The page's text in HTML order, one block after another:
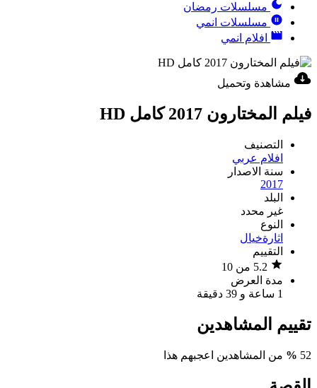
مسلسلات رمضان
مسلسلات انمي
افلام انمي
مشاهدة وتحميل
فيلم المختارون 2017 كامل HD
التصنيف
افلام عربي
سنة الاصدار
2017
البلد
غير محدد
النوع
اثارةخيال
التقييم
مدة العرض
1 ساعة و 39 دقيقة
تقييم المشاهدين
52
% من المشاهدين اعجبهم هذا